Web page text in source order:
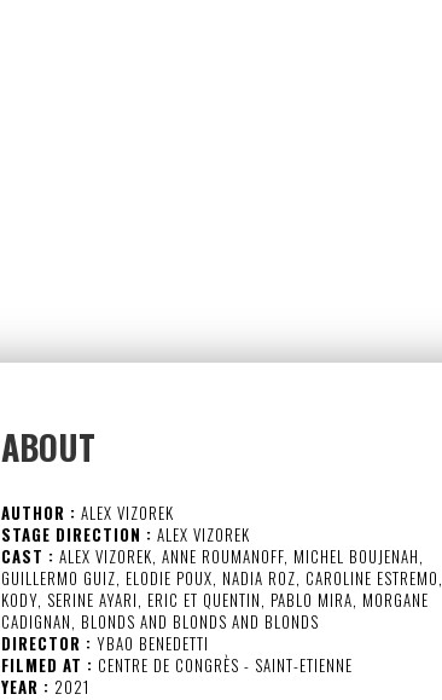
ABOUT
AUTHOR : ALEX VIZOREK
STAGE DIRECTION : ALEX VIZOREK
CAST : ALEX VIZOREK, ANNE ROUMANOFF, MICHEL BOUJENAH,
GUILLERMO GUIZ, ELODIE POUX, NADIA ROZ, CAROLINE ESTREMO,
KODY, SERINE AYARI, ERIC ET QUENTIN, PABLO MIRA, MORGANE
CADIGNAN, BLONDS AND BLONDS AND BLONDS
DIRECTOR : YBAO BENEDETTI
FILMED AT : CENTRE DE CONGRÈS - SAINT-ETIENNE
YEAR : 2021